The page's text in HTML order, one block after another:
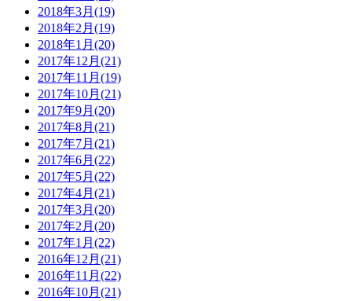
2018年3月(19)
2018年2月(19)
2018年1月(20)
2017年12月(21)
2017年11月(19)
2017年10月(21)
2017年9月(20)
2017年8月(21)
2017年7月(21)
2017年6月(22)
2017年5月(22)
2017年4月(21)
2017年3月(20)
2017年2月(20)
2017年1月(22)
2016年12月(21)
2016年11月(22)
2016年10月(21)